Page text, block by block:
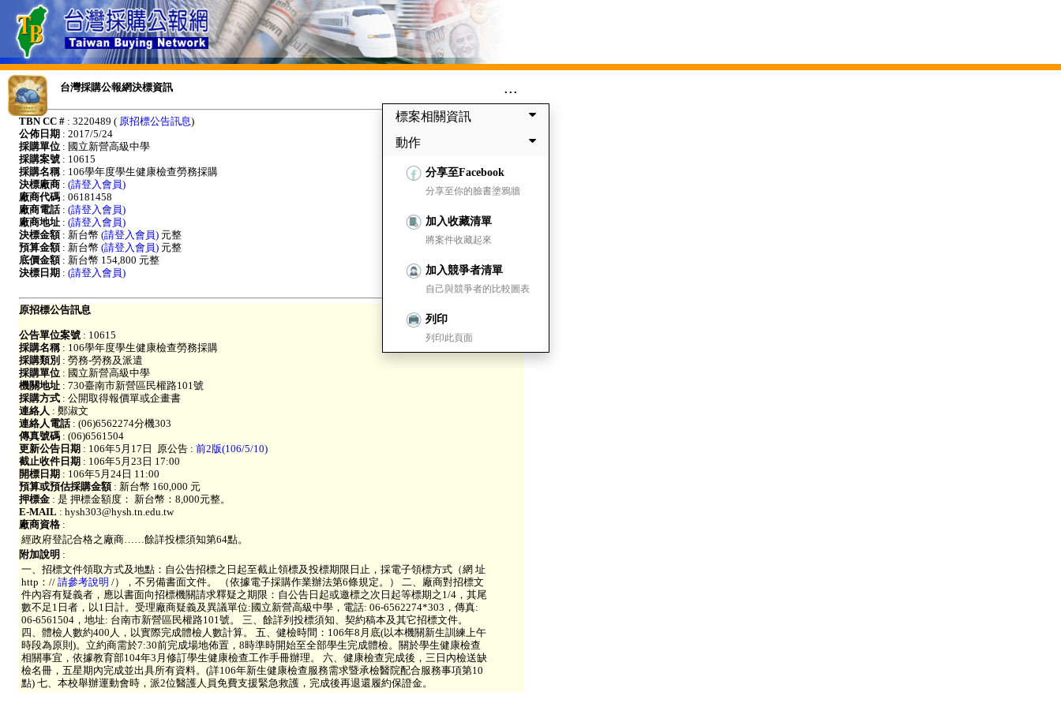
台灣採購公報網決標資訊 ...
標案相關資訊
動作
分享至Facebook
分享至你的臉書塗鴉牆
加入收藏清單
將案件收藏起來
加入競爭者清單
自己與競爭者的比較圖表
列印
列印此頁面
TBN CC # : 3220489 ( 原招標公告訊息)
公佈日期 : 2017/5/24
採購單位 : 國立新營高級中學
採購案號 : 10615
採購名稱: 106學年度學生健康檢查勞務採購
決標廠商 : (請登入會員)
廠商代碼 : 06181458
廠商電話: (請登入會員)
廠商地址 : (請登入會員)
決標金額: 新台幣 (請登入會員) 元整
預算金額: 新台幣 (請登入會員) 元整
底價金額: 新台幣 154,800 元整
決標日期 : (請登入會員)
原招標公告訊息
公告單位案號 : 10615
採購名稱: 106學年度學生健康檢查勞務採購
採購類別 : 勞務-勞務及派遣
採購單位 : 國立新營高級中學
機關地址 : 730臺南市新營區民權路101號
採購方式 : 公開取得報價單或企畫書
連絡人 : 鄭淑文
連絡人電話: (06)6562274分機303
傳真號碼 : (06)6561504
更新公告日期 : 106年5月17日 原公告 : 前2版(106/5/10)
截止收件日期 : 106年5月23日 17:00
開標日期 : 106年5月24日 11:00
預算或預估採購金額: 新台幣 160,000 元
押標金 : 是 押標金額度： 新台幣：8,000元整。
E-MAIL : hysh303@hysh.tn.edu.tw
廠商資格 :
經政府登記合格之廠商……餘詳投標須知第64點。
附加說明 :
一、招標文件領取方式及地點：自公告招標之日起至截止領標及投標期限日止，採電子領標方式（網 址
http：// 請參考說明 /），不另備書面文件。 （依據電子採購作業辦法第6條規定。） 二、廠商對招標文
件內容有疑義者，應以書面向招標機關請求釋疑之期限：自公告日起或邀標之次日起等標期之1/4，其尾
數不足1日者，以1日計。受理廠商疑義及異議單位:國立新營高級中學，電話: 06-6562274*303，傳真:
06-6561504，地址: 台南市新營區民權路101號。 三、餘詳列投標須知、契約稿本及其它招標文件。
四、體檢人數約400人，以實際完成體檢人數計算。 五、健檢時間：106年8月底(以本機關新生訓練上午
時段為原則)。立約商需於7:30前完成場地佈置，8時準時開始至全部學生完成體檢。關於學生健康檢查
相關事宜，依據教育部104年3月修訂學生健康檢查工作手冊辦理。 六、健康檢查完成後，三日內檢送缺
檢名冊，五星期內完成並出具所有資料。(詳106年新生健康檢查服務需求暨承檢醫院配合服務事項第10
點) 七、本校舉辦運動會時，派2位醫護人員免費支援緊急救護，完成後再退還履約保證金。